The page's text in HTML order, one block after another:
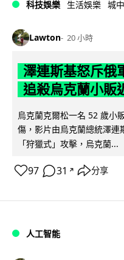
科技娛樂 生活娛樂 城
Lawton 20 小時
澤連斯基怒斥俄
追殺烏克蘭小販
烏克蘭克爾松一名 52 歲小
傷，影片由烏克蘭總統澤連
「狩獵式」攻擊，烏克蘭...
97 31 ↗ 分享
人工智能